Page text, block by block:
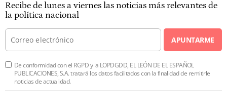
Recibe de lunes a viernes las noticias más relevantes de
la política nacional
APUNTARME
De conformidad con el RGPD y la LOPDGDD, EL LEÓN DE EL ESPAÑOL
PUBLICACIONES, S.A. tratará los datos facilitados con la finalidad de remitirle
noticias de actualidad.